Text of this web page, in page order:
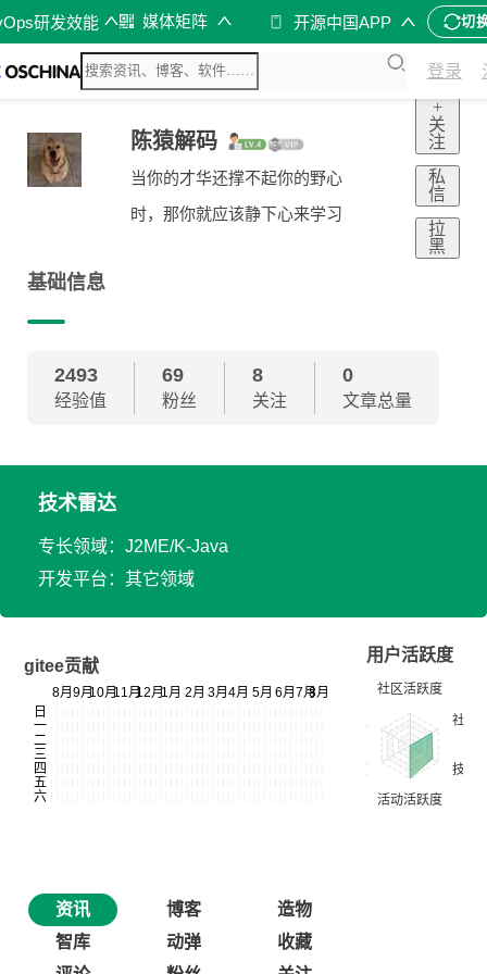
研发效能 媒体矩阵 开源中国APP 切
登录
陈猿解码
当你的才华还撑不起你的野心
时，那你就应该静下心来学习
+
关
注
私
信
拉
黑
基础信息
2493
经验值
69
粉丝
8
关注
0
文章总量
技术雷达
专长领域：J2ME/K-Java
开发平台：其它领域
gitee贡献
用户活跃度
资讯 博客
造物
智库
动弹
收藏